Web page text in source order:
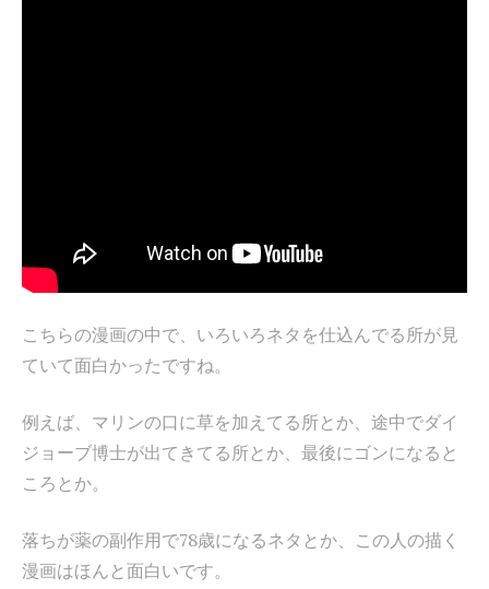
こちらの漫画の中で、いろいろネタを仕込んでる所が見
ていて面白かったですね。
例えば、マリンの口に草を加えてる所とか、途中でダイ
ジョーブ博士が出てきてる所とか、最後にゴンになると
ころとか。
落ちが薬の副作用で78歳になるネタとか、この人の描く
漫画はほんと面白いです。